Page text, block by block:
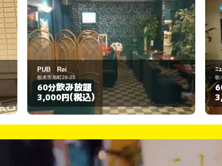
ﾆｭｰ スターダム
栃木市片柳町4-14-20
60分飲み放題
3,000円 (税込)